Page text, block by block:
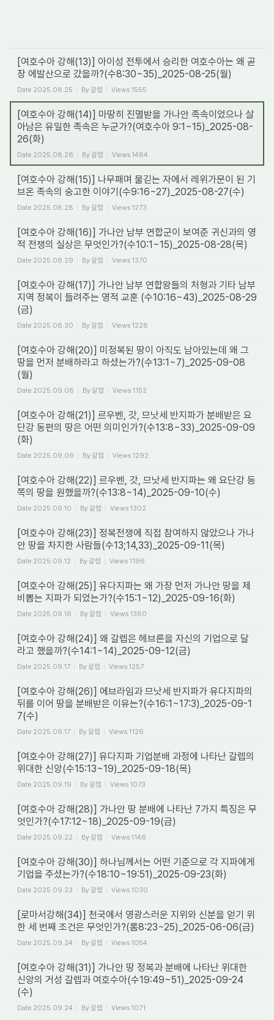
[여호수아 강해(13)] 아이성 전투에서 승리한 여호수아는 왜 곧
장 에발산으로 갔을까?(수8:30~35)_2025-08-25(월)
Date 2025.08.25 By갈렙 Views 1555
[여호수아 강해(14)] 마땅히 진멸받을 가나안 족속이었으나 살
아남은 유일한 족속은 누군가?(여호수아 9:1~15)_2025-08-
26(화)
Date 2025.08.26 By갈렙 Views 1484
[여호수아 강해(15)] 나무패며 물긷는 자에서 레위가문이 된 기
브온 족속의 숭고한 이야기(수9:16~27)_2025-08-27(수)
Date 2025.08.28 By갈렙 Views 1273
[여호수아 강해(16)] 가나안 남부 연합군이 보여준 귀신과의 영
적 전쟁의 실상은 무엇인가?(수10:1~15)_2025-08-28(목)
Date 2025.08.29 By갈렙 Views 1370
[여호수아 강해(17)] 가나안 남부 연합왕들의 처형과 기타 남부
지역 정복이 들려주는 영적 교훈 (수10:16~43)_2025-08-29
(금)
Date 2025.08.30 By갈렙 Views 1228
[여호수아 강해(20)] 미정복된 땅이 아직도 남아있는데 왜 그
땅을 먼저 분배하라고 하셨는가?(수13:1~7)_2025-09-08
(월)
Date 2025.09.08 By갈렙 Views 1152
[여호수아 강해(21)] 르우벤, 갓, 므낫세 반지파가 분배받은 요
단강 동편의 땅은 어떤 의미인가?(수13:8~33)_2025-09-09
(화)
Date 2025.09.09 By갈렙 Views 1292
[여호수아 강해(22)] 르우벤, 갓, 므낫세 반지파는 왜 요단강 동
쪽의 땅을 원했을까?(수13:8~14)_2025-09-10(수)
Date 2025.09.10 By갈렙 Views 1302
[여호수아 강해(23)] 정복전쟁에 직접 참여하지 않았으나 가나
안 땅을 차지한 사람들(수13;14,33)_2025-09-11(목)
Date 2025.09.12 By갈렙 Views 1196
[여호수아 강해(25)] 유다지파는 왜 가장 먼저 가나안 땅을 제
비뽑는 지파가 되었는가?(수15:1~12)_2025-09-16(화)
Date 2025.09.16 By갈렙 Views 1360
[여호수아 강해(24)] 왜 갈렙은 헤브론을 자신의 기업으로 달
라고 했을까?(수14:1~14)_2025-09-12(금)
Date 2025.09.17 By갈렙 Views 1257
[여호수아 강해(26)] 에브라임과 므낫세 반지파가 유다지파의
뒤를 이어 땅을 분배받은 이유는?(수16:1~17:3)_2025-09-1
7(수)
Date 2025.09.17 By갈렙 Views 1126
[여호수아 강해(27)] 유다지파 기업분배 과정에 나타난 갈렙의
위대한 신앙(수15:13~19)_2025-09-18(목)
Date 2025.09.19 By갈렙 Views 1073
[여호수아 강해(28)] 가나안 땅 분배에 나타난 7가지 특징은 무
엇인가?(수17:12~18)_2025-09-19(금)
Date 2025.09.22 By갈렙 Views 1146
[여호수아 강해(30)] 하나님께서는 어떤 기준으로 각 지파에게
기업을 주셨는가?(수18:10~19:51)_2025-09-23(화)
Date 2025.09.23 By갈렙 Views 1030
[로마서강해(34)] 천국에서 영광스러운 지위와 신분을 얻기 위
한 세 번째 조건은 무엇인가?(롬8:23~25)_2025-06-06(금)
Date 2025.09.24 By갈렙 Views 1054
[여호수아 강해(31)] 가나안 땅 정복과 분배에 나타난 위대한
신앙의 거성 갈렙과 여호수아(수19:49~51)_2025-09-24
(수)
Date 2025.09.24 By갈렙 Views 1071